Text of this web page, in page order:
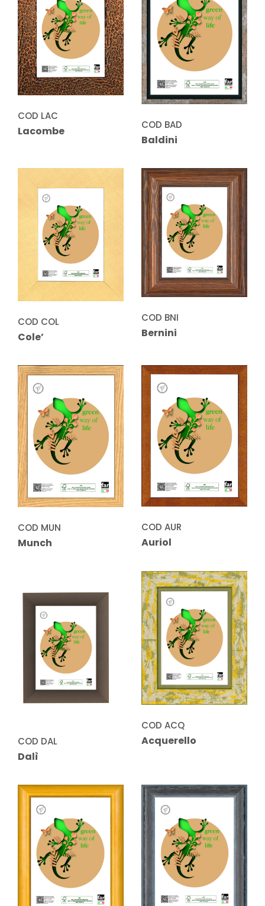
COD LAC
Lacombe COD BAD
Baldini
COD COL
Cole’
COD BNI
Bernini
COD MUN
Munch
COD AUR
Auriol
COD DAL
Dalì
COD ACQ
Acquerello